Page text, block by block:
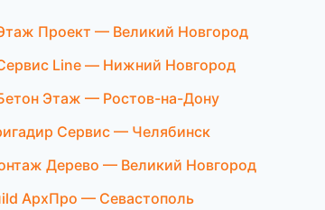
Проект — Великий Новгород
Line — Нижний Новгород
Этаж — Ростов-на-Дону
Сервис — Челябинск
Дерево — Великий Новгород
АрхПро — Севастополь